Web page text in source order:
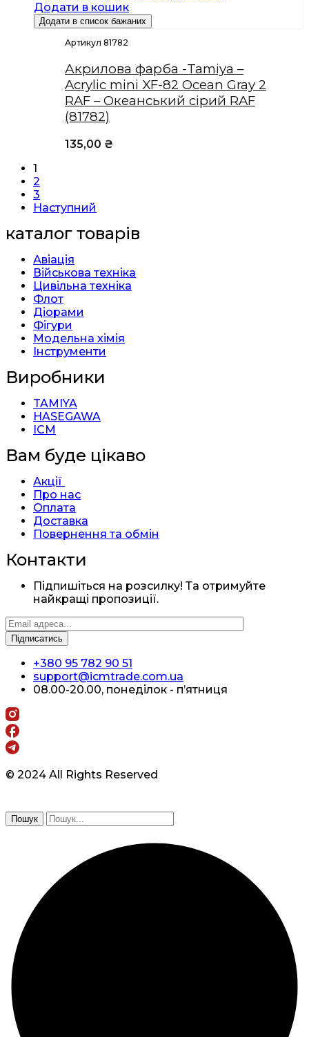
Додати в кошик
Додати в список бажаних
Артикул 81782
Акрилова фарба -Tamiya –
Acrylic mini XF-82 Ocean Gray 2
RAF – Океанський сірий RAF
(81782)
135,00 ₴
1
2
3
Наступний
каталог товарів
Авіація
Військова техніка
Цивільна техніка
Флот
Діорами
Фігури
Модельна хімія
Інструменти
Виробники
TAMIYA
HASEGAWA
ICM
Вам буде цікаво
Акції
Про нас
Оплата
Доставка
Повернення та обмін
Контакти
Підпишіться на розсилку! Та отримуйте
найкращі пропозиції.
+380 95 782 90 51
support@icmtrade.com.ua
08.00-20.00, понеділок - п’ятниця
© 2024 All Rights Reserved
Пошук